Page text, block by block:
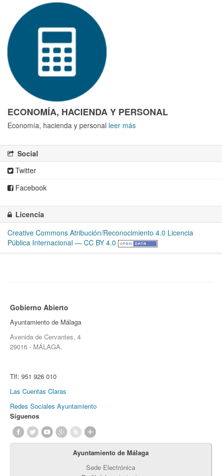
ECONOMÍA, HACIENDA Y PERSONAL
Economía, hacienda y personal leer más
Social
Twitter
Facebook
Licencia
Creative Commons Atribución/Reconocimiento 4.0 Licencia
Pública Internacional — CC BY 4.0
Gobierno Abierto
Ayuntamiento de Málaga
Avenida de Cervantes, 4
29016 - MÁLAGA.
Tlf: 951 926 010
Las Cuentas Claras
Redes Sociales Ayuntamiento
Síguenos
Ayuntamiento de Málaga
Sede Electrónica